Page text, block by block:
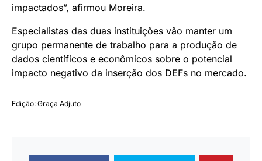
impactados”, afirmou Moreira.
Especialistas das duas instituições vão manter um
grupo permanente de trabalho para a produção de
dados científicos e econômicos sobre o potencial
impacto negativo da inserção dos DEFs no mercado.
Edição: Graça Adjuto